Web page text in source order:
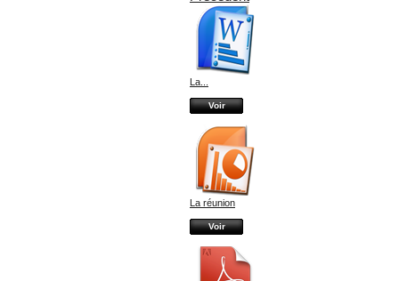
La...
Voir
La réunion
Voir